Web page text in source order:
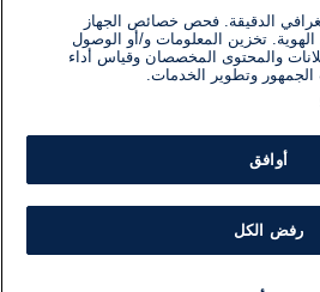
الدقيقة. فحص خصائص الجهاز
تخزين المعلومات و/أو الوصول
والمحتوى المخصصان وقياس أداء
الجمهور وتطوير الخدمات.
أوافق
رفض الكل